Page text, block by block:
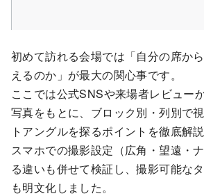
初めて訪れる会場では「自分の席か
えるのか」が最大の関心事です。
ここでは公式SNSや来場者レビュー
写真をもとに、ブロック別・列別で
トアングルを探るポイントを徹底解説
スマホでの撮影設定（広角・望遠・
る違いも併せて検証し、撮影可能な
も明文化しました。